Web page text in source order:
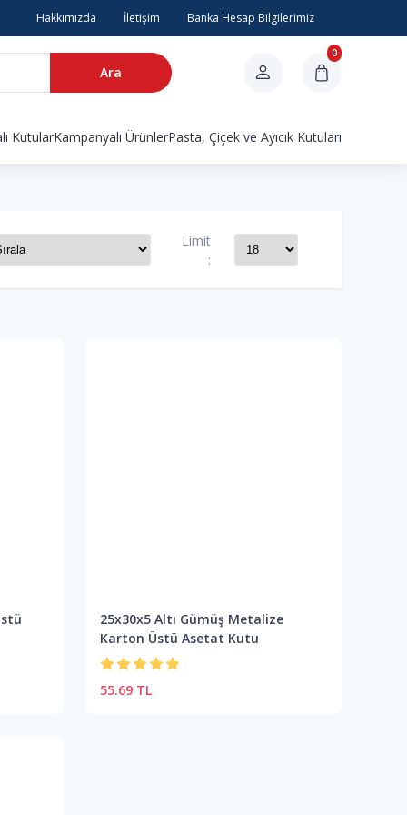
Hakkımızda İletişim Banka Hesap Bilgilerimiz
Ara
0
KutularKampanyalı ÜrünlerPasta, Çiçek ve Ayıcık Kutuları
Limit
:
25x30x5 Altı Gümüş Metalize
Karton Üstü Asetat Kutu
55.69 TL